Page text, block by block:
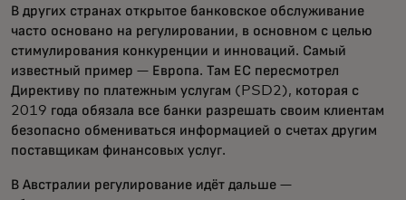
В других странах открытое банковское обслуживание
часто основано на регулировании, в основном с целью
стимулирования конкуренции и инноваций. Самый
известный пример — Европа. Там ЕС пересмотрел
Директиву по платежным услугам (PSD2), которая с
2019 года обязала все банки разрешать своим клиентам
безопасно обмениваться информацией о счетах другим
поставщикам финансовых услуг.
В Австралии регулирование идёт дальше —